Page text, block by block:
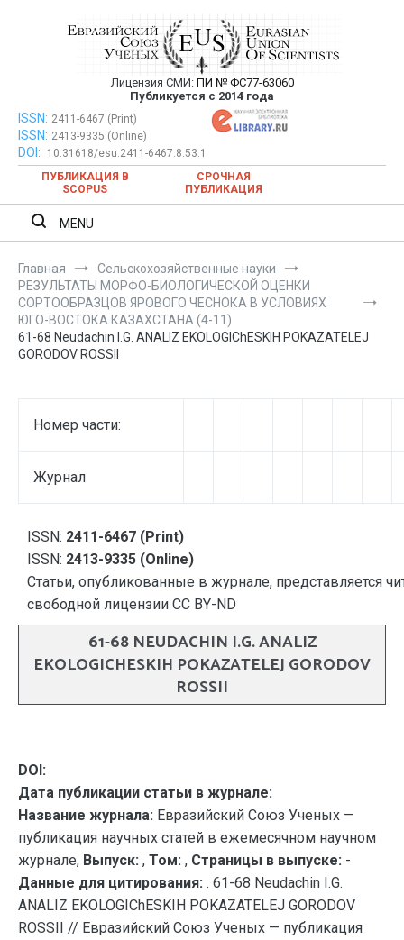
Евразийский Союз Ученых —
публикация научных статей в
ежемесячном научном журнале
Лицензия СМИ: ПИ № ФС77-63060
Публикуется с 2014 года
Евразийский Союз Ученых — публикация научных статей в
ежемесячном научном журнале
ISSN: 2411-6467 (Print)
ISSN: 2413-9335 (Online)
DOI:
10.31618/esu.2411-6467.8.53.1
ПУБЛИКАЦИЯ В
SCOPUS
СРОЧНАЯ
ПУБЛИКАЦИЯ
MENU
Главная
Сельскохозяйственные науки
РЕЗУЛЬТАТЫ МОРФО-БИОЛОГИЧЕСКОЙ ОЦЕНКИ
СОРТООБРАЗЦОВ ЯРОВОГО ЧЕСНОКА В УСЛОВИЯХ
ЮГО-ВОСТОКА КАЗАХСТАНА (4-11)
61-68 Neudachin I.G. ANALIZ EKOLOGIChESKIH POKAZATELEJ
GORODOV ROSSII
Номер части:
Журнал
ISSN: 2411-6467 (Print)
ISSN: 2413-9335 (Online)
Статьи, опубликованные в журнале, представляется
свободной лицензии CC BY-ND
61-68 NEUDACHIN I.G. ANALIZ
EKOLOGICHESKIH POKAZATELEJ GORODOV
ROSSII
DOI:
Дата публикации статьи в журнале:
Название журнала: Евразийский Союз Ученых —
публикация научных статей в ежемесячном научном
журнале, Выпуск: , Том: , Страницы в выпуске: -
Данные для цитирования: . 61-68 Neudachin I.G.
ANALIZ EKOLOGIChESKIH POKAZATELEJ GORODOV
ROSSII // Евразийский Союз Ученых — публикация